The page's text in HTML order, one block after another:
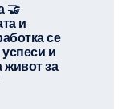
🤝
и
се
и
живот за